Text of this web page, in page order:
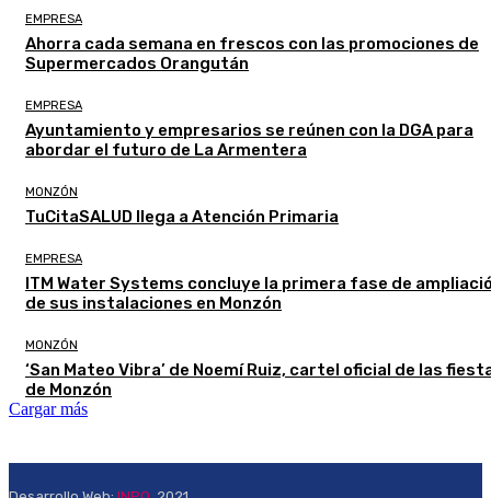
EMPRESA
Ahorra cada semana en frescos con las promociones de
Supermercados Orangután
EMPRESA
Ayuntamiento y empresarios se reúnen con la DGA para
abordar el futuro de La Armentera
MONZÓN
TuCitaSALUD llega a Atención Primaria
EMPRESA
ITM Water Systems concluye la primera fase de
de sus instalaciones en Monzón
MONZÓN
‘San Mateo Vibra’ de Noemí Ruiz, cartel oficial de las
de Monzón
Cargar más